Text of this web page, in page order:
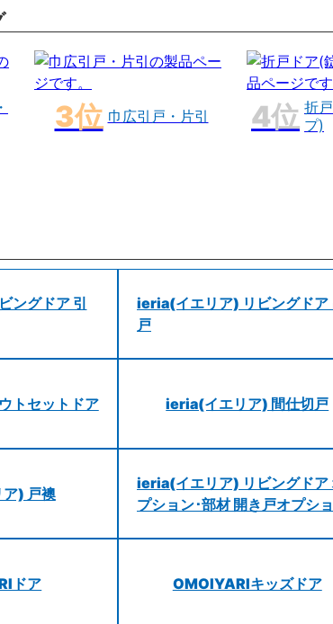
巾広引戸・片引
折
プ)
ングドア 引
ieria(イエリア) リビングドア
戸
トセットドア ieria(イエリア) 間仕切戸
) 戸襖
ieria(イエリア) リビングドア
プション･部材 開き戸オプシ
ドア OMOIYARIキッズドア